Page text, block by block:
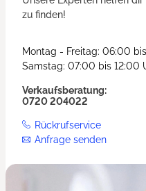
zu finden!
Montag - Freitag: 06:00
Samstag: 07:00 bis 12:00
Verkaufsberatung:
0720 204022
Rückrufservice
Anfrage senden